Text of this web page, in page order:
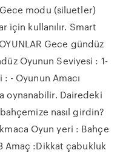
modu (siluetler)
için kullanılır. Smart
Gece gündüz
Oyunun Seviyesi : 1-
: - Oyunun Amacı
oynanabilir. Dairedeki
nasıl girdin?
Oyun yeri : Bahçe
Amaç :Dikkat çabukluk